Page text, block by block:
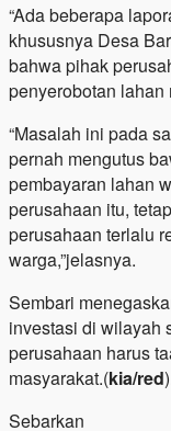
“Ada beberapa
khususnya Desa
bahwa pihak
penyerobotan lahan
“Masalah ini pada
pernah mengutus
pembayaran lahan
perusahaan itu,
perusahaan terlalu
warga,”jelasnya.
Sembari
investasi di wilayah
perusahaan harus
masyarakat.(kia/red
Sebarkan